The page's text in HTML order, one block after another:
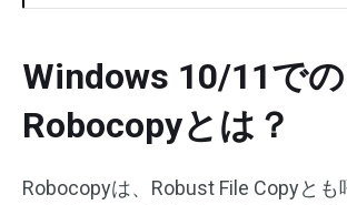
Windows 10/11での
Robocopyとは？
Robocopyは、Robust File Copyとも